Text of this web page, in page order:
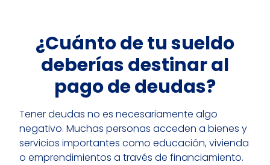
¿Cuánto de tu sueldo
deberías destinar al
pago de deudas?
Tener deudas no es necesariamente algo
negativo. Muchas personas acceden a bienes y
servicios importantes como educación, vivienda
o emprendimientos a través de financiamiento.